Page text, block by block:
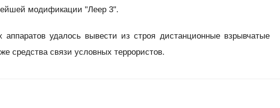
модификации "Леер 3".
удалось вывести из строя дистанционные взрывчатые
средства связи условных террористов.